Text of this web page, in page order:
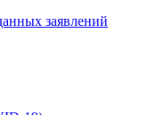
заявлений